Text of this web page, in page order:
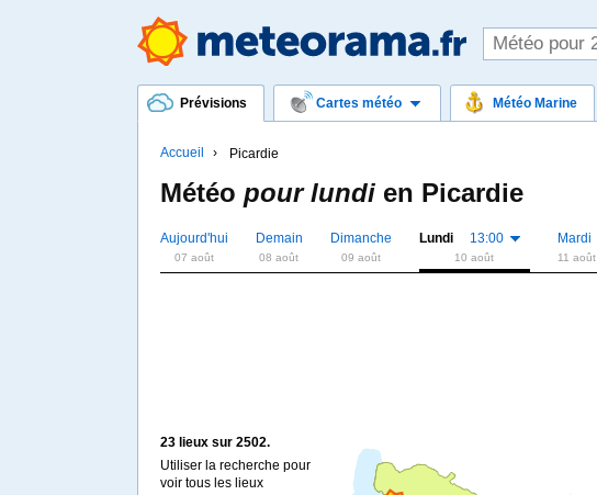
Prévisions Cartes météo Météo Marine
Accueil Picardie
Météo pour lundien Picardie
Aujourd'hui
07 août
Demain
08 août
Dimanche
09 août
Lundi 13:00
10 août
Mardi
11 août
23 lieux sur 2502.
Utiliser la recherche pour
voir tous les lieux